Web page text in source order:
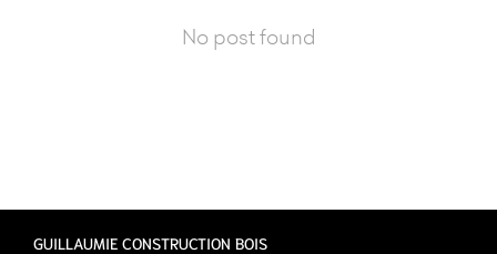
No post found
GUILLAUMIE CONSTRUCTION BOIS